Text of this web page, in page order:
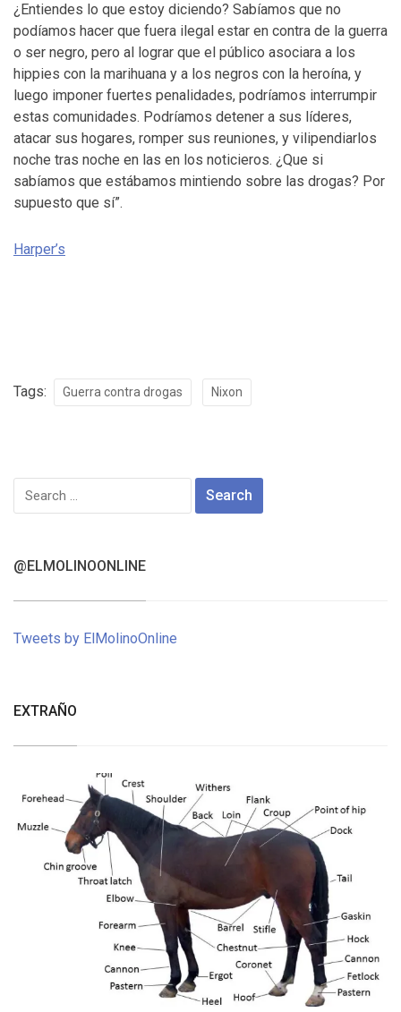
¿Entiendes lo que estoy diciendo? Sabíamos que no
podíamos hacer que fuera ilegal estar en contra de la guerra
o ser negro, pero al lograr que el público asociara a los
hippies con la marihuana y a los negros con la heroína, y
luego imponer fuertes penalidades, podríamos interrumpir
estas comunidades. Podríamos detener a sus líderes,
atacar sus hogares, romper sus reuniones, y vilipendiarlos
noche tras noche en las en los noticieros. ¿Que si
sabíamos que estábamos mintiendo sobre las drogas? Por
supuesto que sí”.
Harper’s
Tags: Guerra contra drogas Nixon
Search
for:
@ELMOLINOONLINE
Tweets by ElMolinoOnline
EXTRAÑO